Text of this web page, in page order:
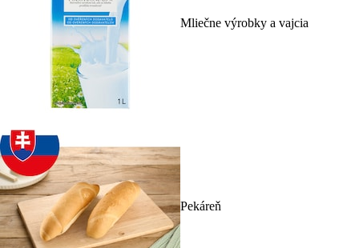
Mliečne výrobky a vajcia
Pekáreň